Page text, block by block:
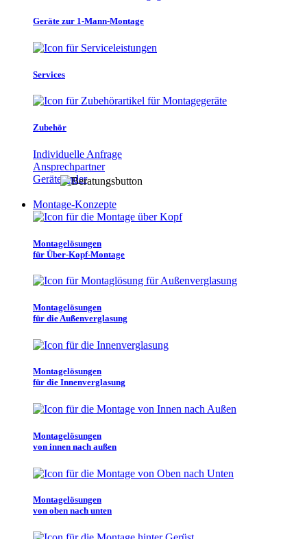
Geräte zur 1-Mann-Montage
Services
Zubehör
Individuelle Anfrage
Ansprechpartner
Gerätefinder
Montage-Konzepte
Montagelösungen
für Über-Kopf-Montage
Montagelösungen
für die Außenverglasung
Montagelösungen
für die Innenverglasung
Montagelösungen
von innen nach außen
Montagelösungen
von oben nach unten